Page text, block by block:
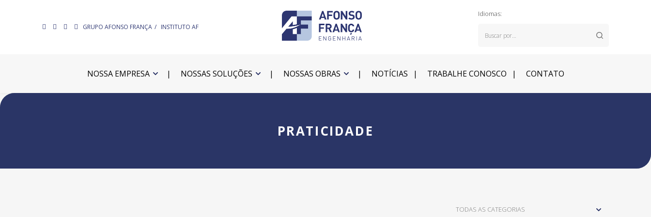
GRUPO AFONSO FRANÇA INSTITUTO AF
Idiomas:
NOSSA EMPRESA NOSSAS SOLUÇÕES NOSSAS OBRAS NOTÍCIAS TRABALHE CONOSCO CONTATO
PRATICIDADE